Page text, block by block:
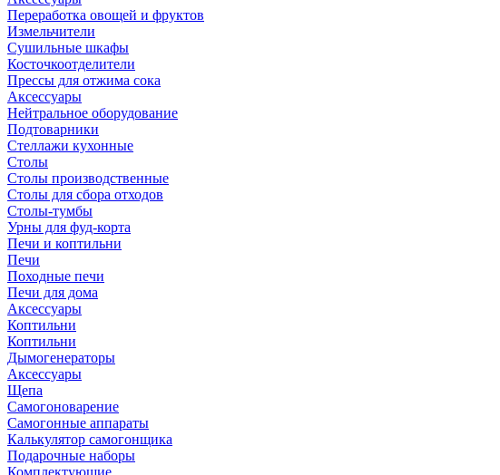
Переработка овощей и фруктов
Измельчители
Сушильные шкафы
Косточкоотделители
Прессы для отжима сока
Аксессуары
Нейтральное оборудование
Подтоварники
Стеллажи кухонные
Столы
Столы производственные
Столы для сбора отходов
Столы-тумбы
Урны для фуд-корта
Печи и коптильни
Печи
Походные печи
Печи для дома
Аксессуары
Коптильни
Коптильни
Дымогенераторы
Аксессуары
Щепа
Самогоноварение
Самогонные аппараты
Калькулятор самогонщика
Подарочные наборы
Комплектующие